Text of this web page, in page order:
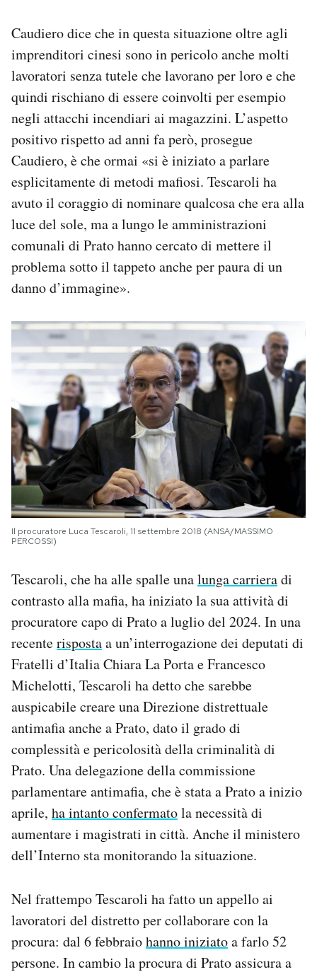
Caudiero dice che in questa situazione oltre agli
imprenditori cinesi sono in pericolo anche molti
lavoratori senza tutele che lavorano per loro e che
quindi rischiano di essere coinvolti per esempio
negli attacchi incendiari ai magazzini. L’aspetto
positivo rispetto ad anni fa però, prosegue
Caudiero, è che ormai «si è iniziato a parlare
esplicitamente di metodi mafiosi. Tescaroli ha
avuto il coraggio di nominare qualcosa che era alla
luce del sole, ma a lungo le amministrazioni
comunali di Prato hanno cercato di mettere il
problema sotto il tappeto anche per paura di un
danno d’immagine».
Il procuratore Luca Tescaroli, 11 settembre 2018 (ANSA/MASSIMO
PERCOSSI)
Tescaroli, che ha alle spalle unalunga carrieradi
contrasto alla mafia, ha iniziato la sua attività di
procuratore capo di Prato a luglio del 2024. In una
recenterispostaa un’interrogazione dei deputati di
Fratelli d’Italia Chiara La Porta e Francesco
Michelotti, Tescaroli ha detto che sarebbe
auspicabile creare una Direzione distrettuale
antimafia anche a Prato, dato il grado di
complessità e pericolosità della criminalità di
Prato. Una delegazione della commissione
parlamentare antimafia, che è stata a Prato a inizio
aprile, ha intanto confermatola necessità di
aumentare i magistrati in città. Anche il ministero
dell’Interno sta monitorando la situazione.
Nel frattempo Tescaroli ha fatto un appello ai
lavoratori del distretto per collaborare con la
procura: dal 6 febbraiohanno iniziatoa farlo 52
persone. In cambio la procura di Prato assicura a